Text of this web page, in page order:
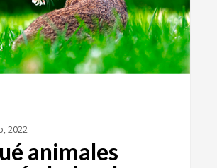
2022
animales